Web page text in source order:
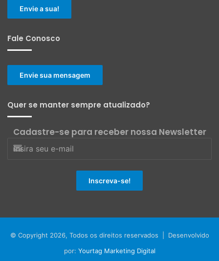
Envie a sua!
Fale Conosco
Envie sua mensagem
Quer se manter sempre atualizado?
Cadastre-se para receber nossa Newsletter
© Copyright 2026, Todos os direitos reservados | Desenvolvido
por: Yourtag Marketing Digital